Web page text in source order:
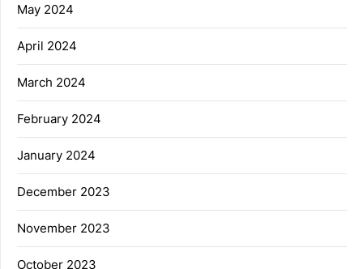
May 2024
April 2024
March 2024
February 2024
January 2024
December 2023
November 2023
October 2023